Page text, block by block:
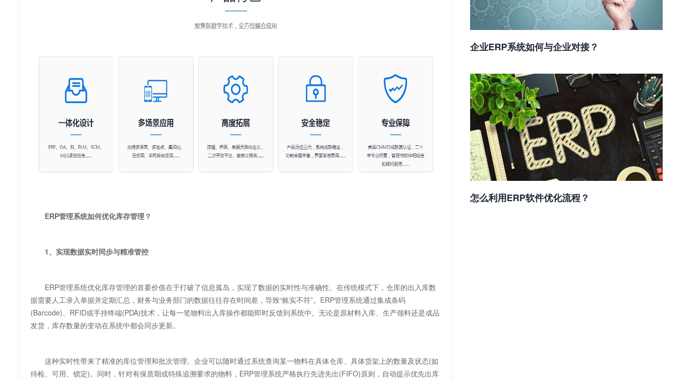
ERP管理系统如何优化库存管理？
1、实现数据实时同步与精准管控
ERP管理系统优化库存管理的首要价值在于打破了信息孤岛，实现了数据的实时性与准确性。在传统模式下，仓库的出入库数
据需要人工录入单据并定期汇总，财务与业务部门的数据往往存在时间差，导致“账实不符”。ERP管理系统通过集成条码
(Barcode)、RFID或手持终端(PDA)技术，让每一笔物料出入库操作都能即时反馈到系统中。无论是原材料入库、生产领料还是成品
发货，库存数量的变动在系统中都会同步更新。
这种实时性带来了精准的库位管理和批次管理。企业可以随时通过系统查询某一物料在具体仓库、具体货架上的数量及状态(如
待检、可用、锁定)。同时，针对有保质期或特殊追溯要求的物料，ERP管理系统严格执行先进先出(FIFO)原则，自动提示优先出库
企业ERP系统如何与企业对接？
怎么利用ERP软件优化流程？